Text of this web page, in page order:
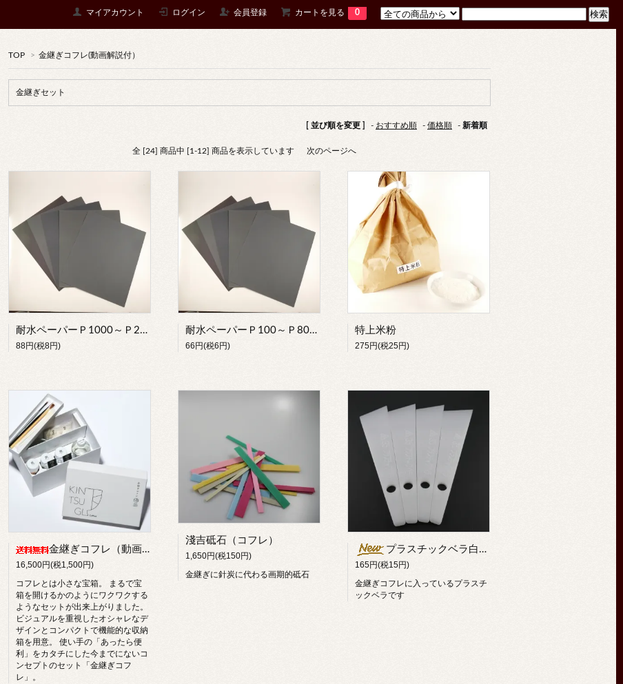
マイアカウント ログイン 会員登録 カートを見る 0
TOP > 金継ぎコフレ(動画解説付）
金継ぎセット
[ 並び順を変更 ] - おすすめ順 - 価格順 - 新着順
全 [24] 商品中 [1-12] 商品を表示しています 次のページへ
耐水ペーパーＰ1000～Ｐ2000 バラ売り
88円(税8円)
耐水ペーパーＰ100～Ｐ800 バラ売り
66円(税6円)
特上米粉
275円(税25円)
金継ぎコフレ（動画解説付）
16,500円(税1,500円)
コフレとは小さな宝箱。 まるで宝
箱を開けるかのようにワクワクする
ようなセットが出来上がりました。
ビジュアルを重視したオシャレなデ
ザインとコンパクトで機能的な収納
箱を用意。 使い手の「あったら便
利」をカタチにした今までにないコ
ンセプトのセット「金継ぎコフ
レ」。
淺吉砥石（コフレ）
1,650円(税150円)
金継ぎに針炭に代わる画期的砥石
プラスチックベラ白35㎜巾（コフレ）
165円(税15円)
金継ぎコフレに入っているプラスチ
ックベラです